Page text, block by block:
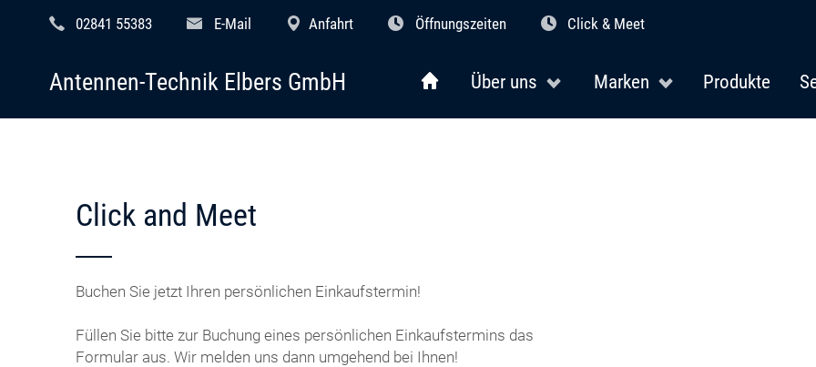
02841 55383 E-Mail Anfahrt Öffnungszeiten Click & Meet
Über uns Marken Produkte
Antennen-Technik Elbers GmbH
Click and Meet
Buchen Sie jetzt Ihren persönlichen Einkaufstermin!
Füllen Sie bitte zur Buchung eines persönlichen Einkaufstermins das
Formular aus. Wir melden uns dann umgehend bei Ihnen!